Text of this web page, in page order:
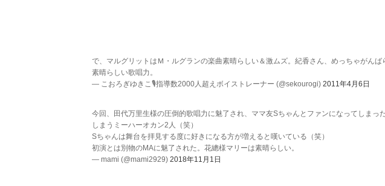
で、マルグリットはＭ・ルグランの楽曲素晴らしい＆激ムズ。紀香さん、めっちゃがんば
素晴らしい歌唱力。
— こおろぎゆきこ🎙指導数2000人超えボイストレーナー (@sekourogi) 2011年4月6日
今回、田代万里生様の圧倒的歌唱力に魅了され、ママ友Sちゃんとファンになってしまっ
しまうミーハーオカン2人（笑）
Sちゃんは舞台を拝見する度に好きになる方が増えると嘆いている（笑）
初演とは別物のMAに魅了された。花總様マリーは素晴らしい。
— mami (@mami2929) 2018年11月1日